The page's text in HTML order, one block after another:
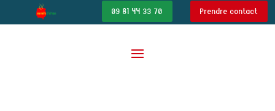
09 81 44 33 70 Prendre contact